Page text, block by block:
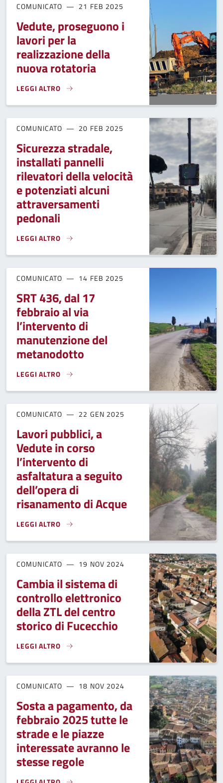
COMUNICATO 21 FEB 2025
Vedute, proseguono i
lavori per la
realizzazione della
nuova rotatoria
LEGGI ALTRO
VEDUTE, PROSEGUONO I LAVORI PER LA REALIZZAZIONE
COMUNICATO 20 FEB 2025
Sicurezza stradale,
installati pannelli
rilevatori della velocità
e potenziati alcuni
attraversamenti
pedonali
LEGGI ALTRO
SICUREZZA STRADALE, INSTALLATI PANNELLI RILEVATORI
COMUNICATO 14 FEB 2025
SRT 436, dal 17
febbraio al via
l’intervento di
manutenzione del
metanodotto
LEGGI ALTRO
SRT 436, DAL 17 FEBBRAIO AL VIA L’INTERVENTO DI
COMUNICATO 22 GEN 2025
Lavori pubblici, a
Vedute in corso
l’intervento di
asfaltatura a seguito
dell’opera di
risanamento di Acque
LEGGI ALTRO
LAVORI PUBBLICI, A VEDUTE IN CORSO L’INTERVENTO DI
COMUNICATO 19 NOV 2024
Cambia il sistema di
controllo elettronico
della ZTL del centro
storico di Fucecchio
LEGGI ALTRO
CAMBIA IL SISTEMA DI CONTROLLO ELETTRONICO DELLA
COMUNICATO 18 NOV 2024
Sosta a pagamento, da
febbraio 2025 tutte le
strade e le piazze
interessate avranno le
stesse regole